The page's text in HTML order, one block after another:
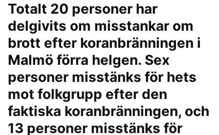
Totalt 20 personer har
delgivits om misstankar om
brott efter koranbränningen i
Malmö förra helgen. Sex
personer misstänks för hets
mot folkgrupp efter den
faktiska koranbränningen, och
13 personer misstänks för